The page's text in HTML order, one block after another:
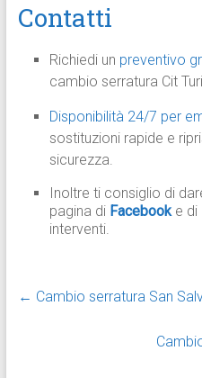
Contatti
Richiedi un preventivo
cambio serratura Cit
Disponibilità 24/7 per
sostituzioni rapide e
sicurezza.
Inoltre ti consiglio di
pagina di Facebook e di
interventi.
← Cambio serratura San